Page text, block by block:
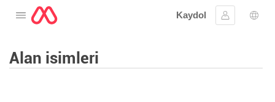
Menüyü aç
Kaydol
Oturum aç
Dil
Alan isimleri